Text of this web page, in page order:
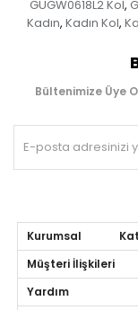
GUGW0618L2 Kol,
Kadın, Kadın Kol,
Bültenimize Üye
Kurumsal
Müşteri İlişkileri
Yardım